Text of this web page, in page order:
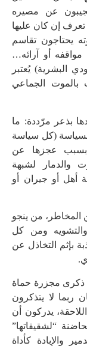
عن مصيره
إن كان عليها
يحتاجون تقاسم
أو آرائه…
البشرية) يُعتبر
الجماعي
بذعر مرّددة: ما
(كل سياسة
بسبب عجزها عن
والدمار لشبهة
أهل أو جيران أو
المخاطر، من ينجو
ومن كل
بإثم التخاذل عن
ذكرى مجزرة حماة
ربما لا يتذكرون
يدركون أن
“لشقيقاتها”
والإبادة كأداة